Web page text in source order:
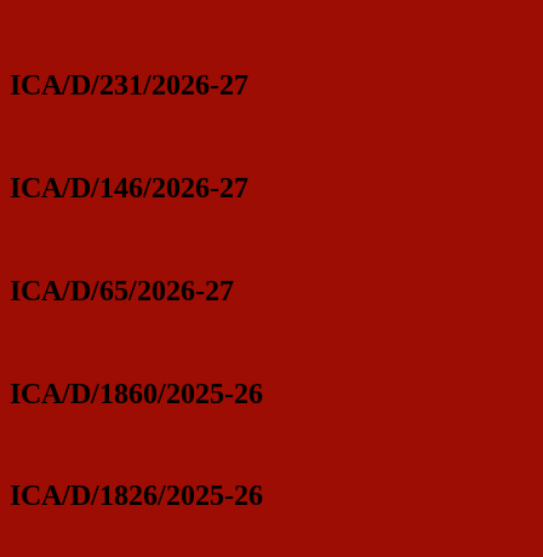
ICA/D/231/2026-27
ICA/D/146/2026-27
ICA/D/65/2026-27
ICA/D/1860/2025-26
ICA/D/1826/2025-26